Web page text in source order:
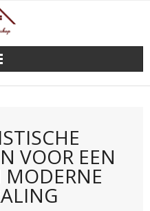
VOOR EEN
MODERNE